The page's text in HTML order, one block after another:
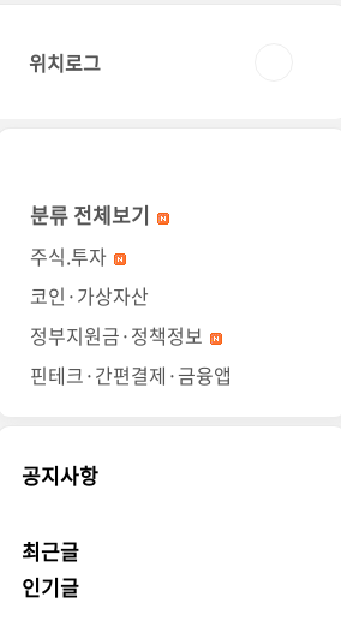
위치로그
분류 전체보기
주식.투자
코인·가상자산
정부지원금·정책정보
핀테크·간편결제·금융앱
공지사항
최근글
인기글